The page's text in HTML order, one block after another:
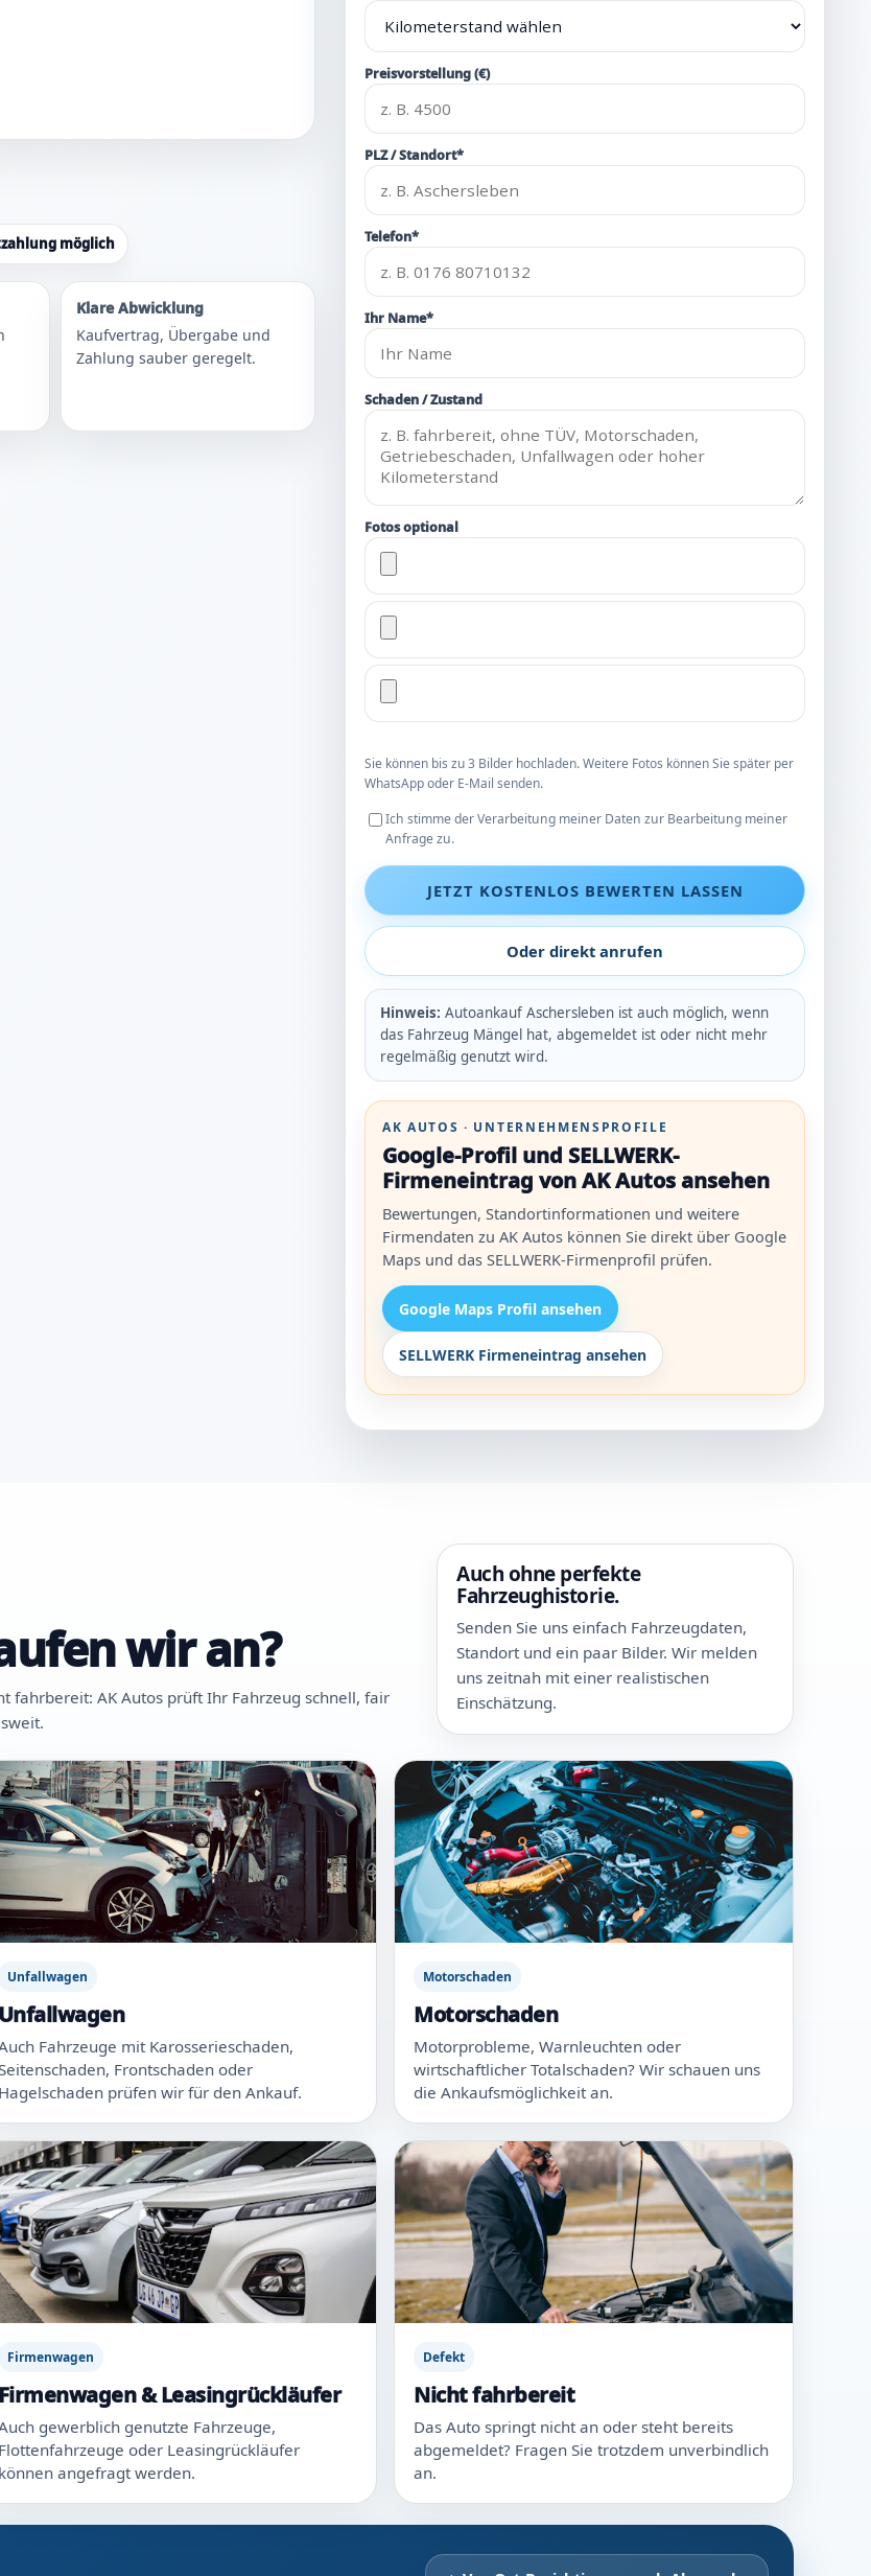
möglich
Klare Abwicklung
Kaufvertrag, Übergabe und
Zahlung sauber geregelt.
Preisvorstellung (€)
PLZ / Standort*
Telefon*
Ihr Name*
Schaden / Zustand
Fotos optional
Sie können bis zu 3 Bilder hochladen. Weitere Fotos können Sie später per
WhatsApp oder E-Mail senden.
Ich stimme der Verarbeitung meiner Daten zur Bearbeitung meiner
Anfrage zu.
JETZT KOSTENLOS BEWERTEN LASSEN
Oder direkt anrufen
Hinweis: Autoankauf Aschersleben ist auch möglich, wenn
das Fahrzeug Mängel hat, abgemeldet ist oder nicht mehr
regelmäßig genutzt wird.
AK AUTOS · UNTERNEHMENSPROFILE
Google-Profil und SELLWERK-
Firmeneintrag von AK Autos ansehen
Bewertungen, Standortinformationen und weitere
Firmendaten zu AK Autos können Sie direkt über Google
Maps und das SELLWERK-Firmenprofil prüfen.
Google Maps Profil ansehen
SELLWERK Firmeneintrag ansehen
wir an?
fahrbereit: AK Autos prüft Ihr Fahrzeug schnell, fair
Auch ohne perfekte
Fahrzeughistorie.
Senden Sie uns einfach Fahrzeugdaten,
Standort und ein paar Bilder. Wir melden
uns zeitnah mit einer realistischen
Einschätzung.
Unfallwagen
Unfallwagen
Fahrzeuge mit Karosserieschaden,
Frontschaden oder
Hagelschaden prüfen wir für den Ankauf.
Motorschaden
Motorschaden
Motorprobleme, Warnleuchten oder
wirtschaftlicher Totalschaden? Wir schauen uns
die Ankaufsmöglichkeit an.
Firmenwagen
Firmenwagen & Leasingrückläufer
gewerblich genutzte Fahrzeuge,
Flottenfahrzeuge oder Leasingrückläufer
können angefragt werden.
Defekt
Nicht fahrbereit
Das Auto springt nicht an oder steht bereits
abgemeldet? Fragen Sie trotzdem unverbindlich
an.